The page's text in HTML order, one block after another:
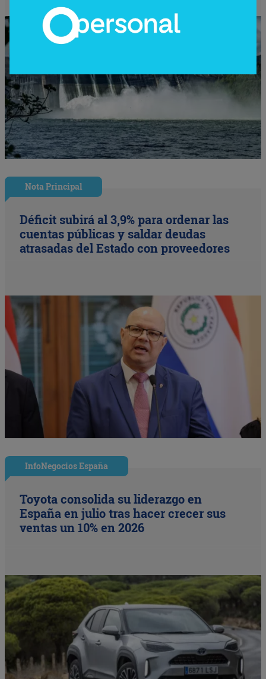
Nota Principal
Déficit subirá al 3,9% para ordenar las
cuentas públicas y saldar deudas
atrasadas del Estado con proveedores
InfoNegocios España
Toyota consolida su liderazgo en
España en julio tras hacer crecer sus
ventas un 10% en 2026